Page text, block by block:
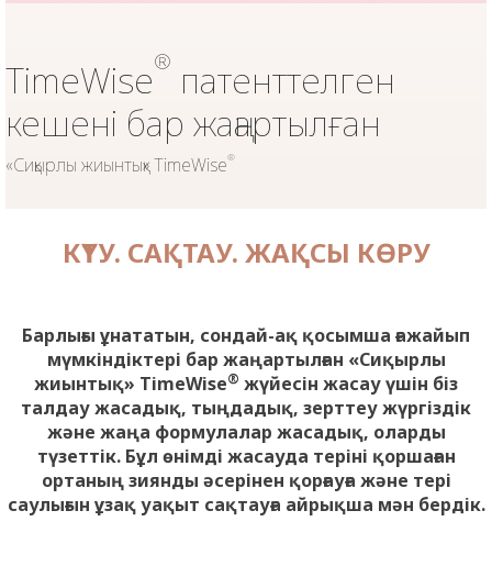
TimeWise® патенттелген
кешені бар жаңартылған
«Сиқырлы жиынтық» TimeWise®
КҮТУ. САҚТАУ. ЖАҚСЫ КӨРУ
Барлығы ұнататын, сондай-ақ қосымша ғажайып
мүмкіндіктері бар жаңартылған «Сиқырлы
жиынтық» TimeWise® жүйесін жасау үшін біз
талдау жасадық, тыңдадық, зерттеу жүргіздік
және жаңа формулалар жасадық, оларды
түзеттік. Бұл өнімді жасауда теріні қоршаған
ортаның зиянды әсерінен қорғауға және тері
саулығын ұзақ уақыт сақтауға айрықша мән бердік.